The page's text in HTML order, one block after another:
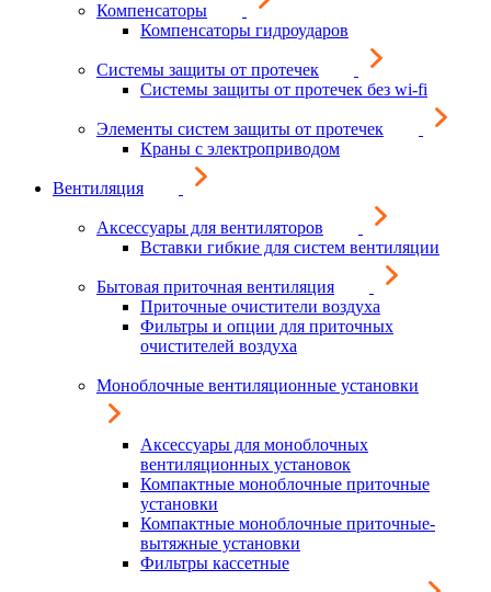
Компенсаторы
Компенсаторы гидроударов
Системы защиты от протечек
Системы защиты от протечек без wi-fi
Элементы систем защиты от протечек
Краны с электроприводом
Вентиляция
Аксессуары для вентиляторов
Вставки гибкие для систем вентиляции
Бытовая приточная вентиляция
Приточные очистители воздуха
Фильтры и опции для приточных
очистителей воздуха
Моноблочные вентиляционные установки
Аксессуары для моноблочных
вентиляционных установок
Компактные моноблочные приточные
установки
Компактные моноблочные приточные-
вытяжные установки
Фильтры кассетные